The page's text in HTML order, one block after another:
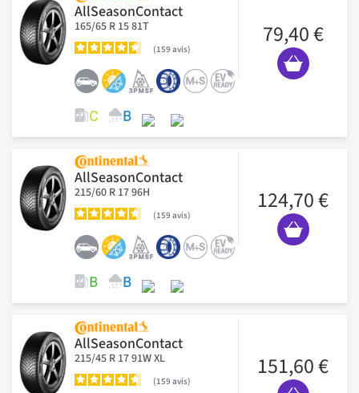
AllSeasonContact
165/65 R 15 81T
159 avis
79,40 €
AllSeasonContact
215/60 R 17 96H
159 avis
124,70 €
AllSeasonContact
215/45 R 17 91W XL
159 avis
151,60 €